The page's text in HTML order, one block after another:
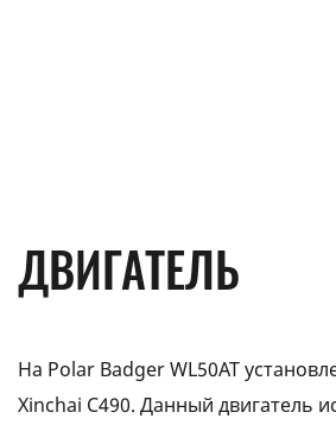
ДВИГАТЕЛЬ
На Polar Badger WL50АТ
Xinchai C490. Данный двигатель